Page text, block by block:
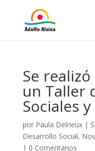
Se
un Taller
Sociales
por Paula Delrieux|
Desarrollo Social,
| 0 Comentarios